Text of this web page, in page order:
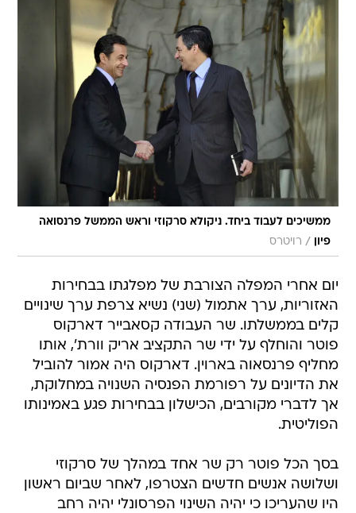
ממשיכים לעבוד ביחד. ניקולא סרקוזי וראש הממשל פרנסואה
פיון
/ רויטרס
יום אחרי המפלה הצורבת של מפלגתו בבחירות
האזוריות, ערך אתמול (שני) נשיא צרפת ערך שינויים
קלים בממשלתו. שר העבודה קסאבייר דארקוס
פוטר והוחלף על ידי שר התקציב אריק וורת', אותו
מחליף פרנסאוה בארוין. דארקוס היה אמור להוביל
את הדיונים על רפורמת הפנסיה השנויה במחלוקת,
אך לדברי מקורבים, הכישלון בבחירות פגע באמינותו
הפוליטית.
בסך הכל פוטר רק שר אחד במהלך של סרקוזי
ושלושה אנשים חדשים הצטרפו, לאחר שביום ראשון
היו שהעריכו כי יהיה השינוי הפרסונלי יהיה רחב